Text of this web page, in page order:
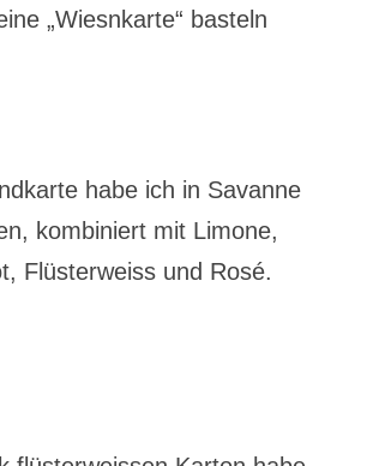
„Wiesnkarte“ basteln
habe ich in Savanne
kombiniert mit Limone,
Flüsterweiss und Rosé.